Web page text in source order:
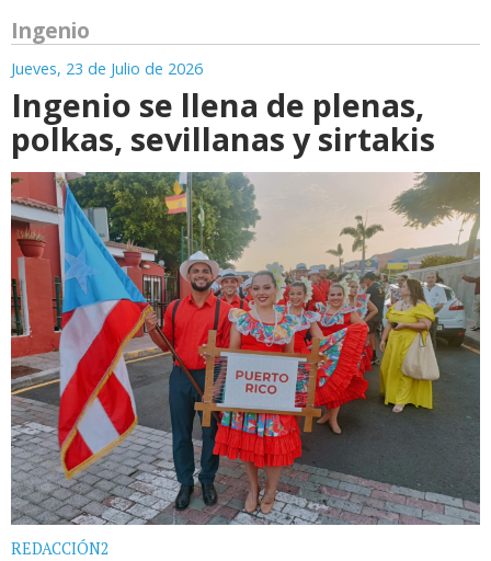
Ingenio
Jueves, 23 de Julio de 2026
Ingenio se llena de plenas,
polkas, sevillanas y sirtakis
REDACCIÓN2